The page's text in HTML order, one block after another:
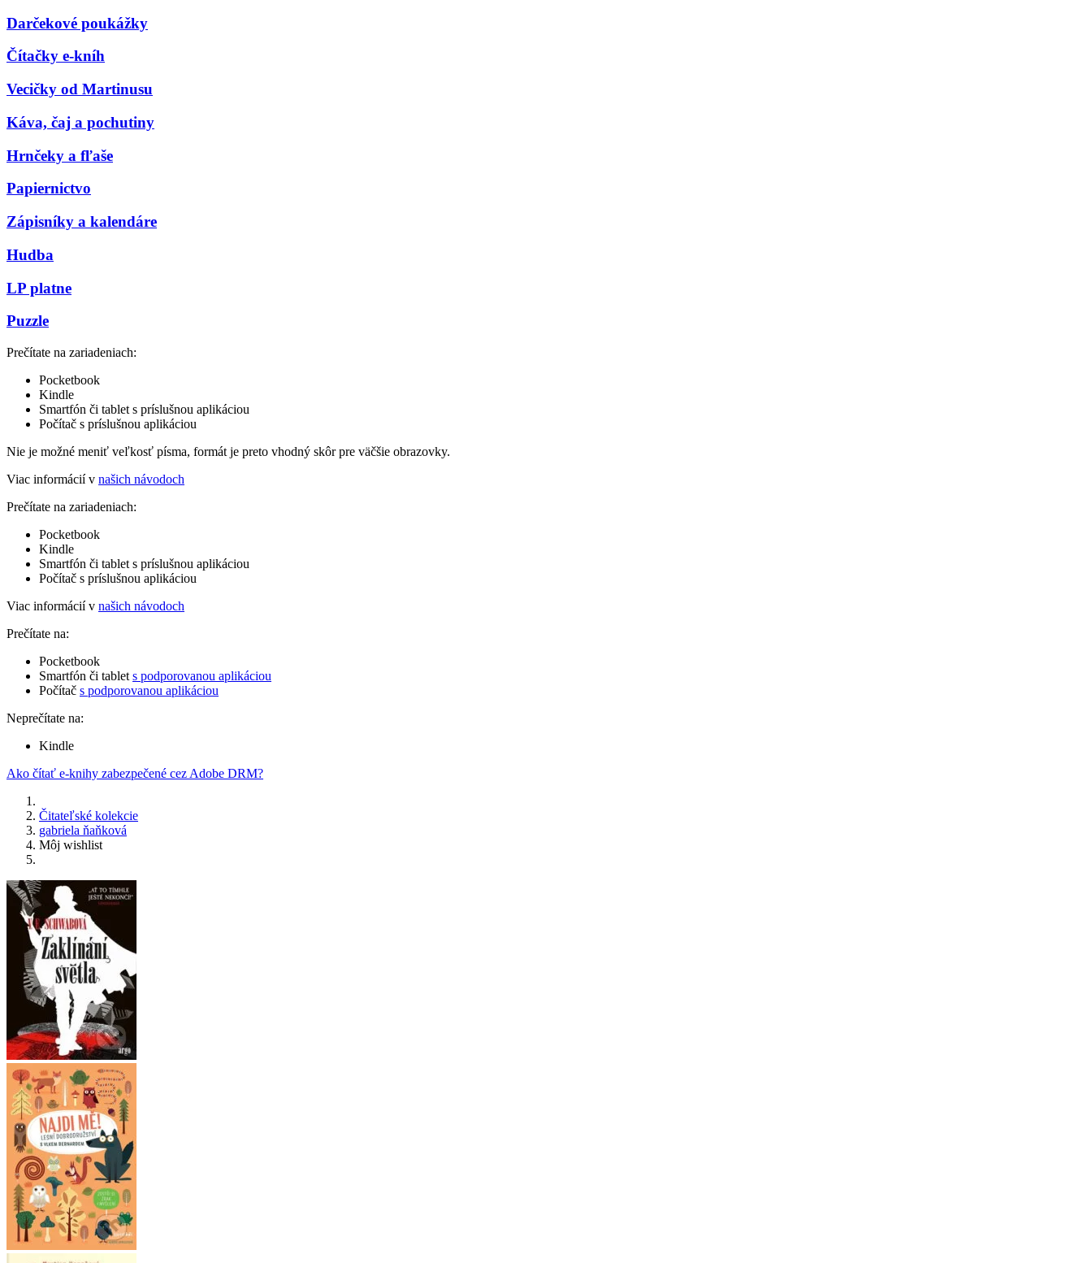
Darčekové poukážky
Čítačky e-kníh
Vecičky od Martinusu
Káva, čaj a pochutiny
Hrnčeky a fľaše
Papiernictvo
Zápisníky a kalendáre
Hudba
LP platne
Puzzle
Prečítate na zariadeniach:
Pocketbook
Kindle
Smartfón či tablet s príslušnou aplikáciou
Počítač s príslušnou aplikáciou
Nie je možné meniť veľkosť písma, formát je preto vhodný skôr pre väčšie obrazovky.
Viac informácií v našich návodoch
Prečítate na zariadeniach:
Pocketbook
Kindle
Smartfón či tablet s príslušnou aplikáciou
Počítač s príslušnou aplikáciou
Viac informácií v našich návodoch
Prečítate na:
Pocketbook
Smartfón či tablet s podporovanou aplikáciou
Počítač s podporovanou aplikáciou
Neprečítate na:
Kindle
Ako čítať e-knihy zabezpečené cez Adobe DRM?
Čitateľské kolekcie
gabriela ňaňková
Môj wishlist